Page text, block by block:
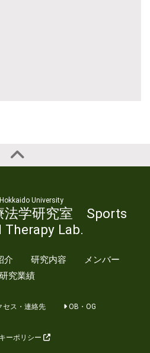
University
法学研究室 Sports
Therapy Lab.
介 研究内容
メンバー
研究業績
ス・連絡先 OB・OG
ーポリシー